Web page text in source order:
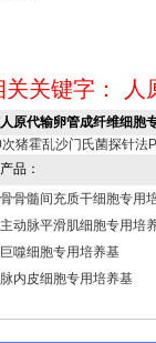
关键字： 人
人原代输卵管成纤维细胞
猪霍乱沙门氏菌探针法
品：
骨髓间充质干细胞专用
动脉平滑肌细胞专用培
噬细胞专用培养基
内皮细胞专用培养基